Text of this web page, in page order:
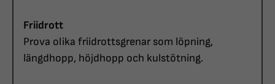
Friidrott
Prova olika friidrottsgrenar som löpning,
längdhopp, höjdhopp och kulstötning.